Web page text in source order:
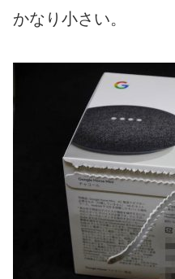
かなり小さい。